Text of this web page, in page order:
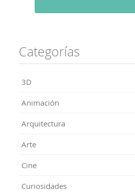
Categorías
3D
Animación
Arquitectura
Arte
Cine
Curiosidades